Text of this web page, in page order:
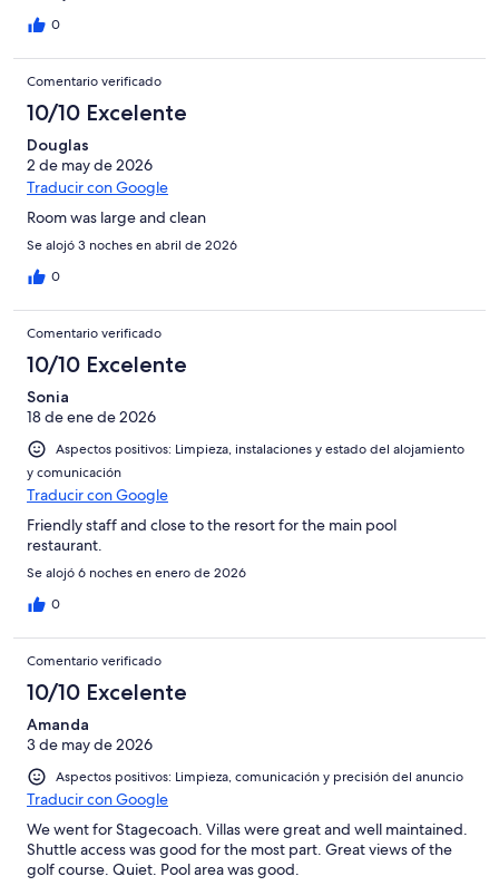
0
Comentario verificado
10/10 Excelente
Douglas
2 de may de 2026
Traducir con Google
Room was large and clean
Se alojó 3 noches en abril de 2026
0
Comentario verificado
10/10 Excelente
Sonia
18 de ene de 2026
Aspectos positivos: Limpieza, instalaciones y estado del alojamiento
y comunicación
Traducir con Google
Friendly staff and close to the resort for the main pool
restaurant.
Se alojó 6 noches en enero de 2026
0
Comentario verificado
10/10 Excelente
Amanda
3 de may de 2026
Aspectos positivos: Limpieza, comunicación y precisión del anuncio
Traducir con Google
We went for Stagecoach. Villas were great and well maintained.
Shuttle access was good for the most part. Great views of the
golf course. Quiet. Pool area was good.